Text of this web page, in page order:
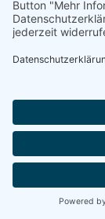
Besonders
Kunden,